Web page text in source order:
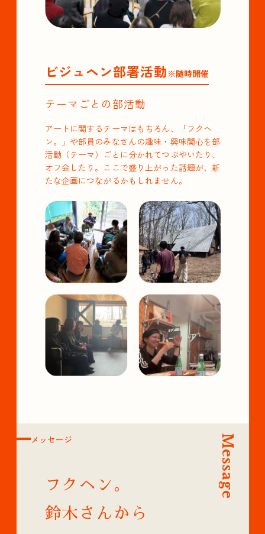
ビジュヘン部署活動※随時開催
テーマごとの部活動
アートに関するテーマはもちろん、「フクヘ
ン。」や部員のみなさんの趣味・興味関心を部
活動（テーマ）ごとに分かれてつぶやいたり、
オフ会したり。ここで盛り上がった話題が、新
たな企画につながるかもしれません。
Message
メッセージ
フクヘン。
鈴木さんから